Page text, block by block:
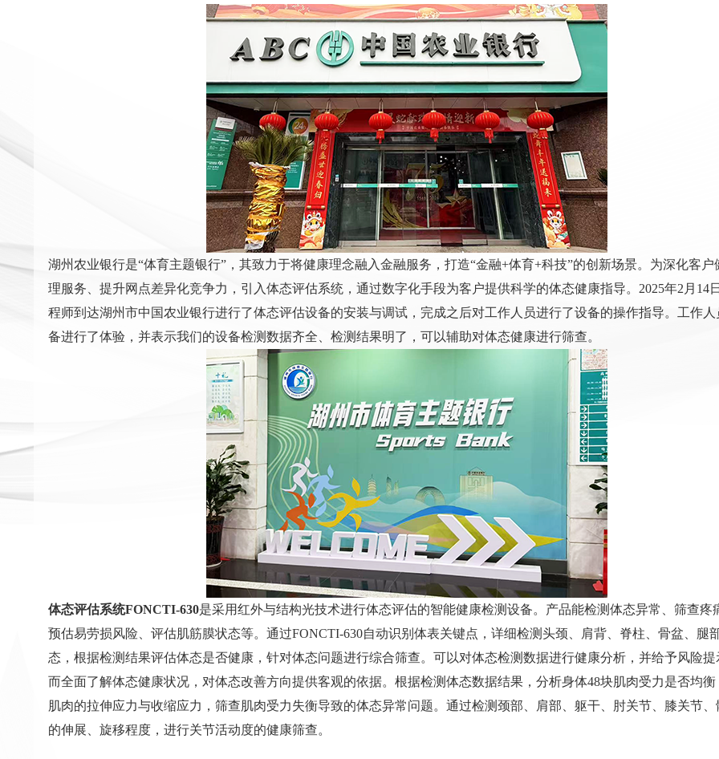
湖州农业银行是“体育主题银行”，其致力于将健康理念融入金融服务，打造“金融+体育+科技”的创新场景。为深化客户
理服务、提升网点差异化竞争力，引入体态评估系统，通过数字化手段为客户提供科学的体态健康指导。2025年2月14
程师到达湖州市中国农业银行进行了体态评估设备的安装与调试，完成之后对工作人员进行了设备的操作指导。工作人
备进行了体验，并表示我们的设备检测数据齐全、检测结果明了，可以辅助对体态健康进行筛查。
体态评估系统FONCTI-630是采用红外与结构光技术进行体态评估的智能健康检测设备。产品能检测体态异常、筛查疼
预估易劳损风险、评估肌筋膜状态等。通过FONCTI-630自动识别体表关键点，详细检测头颈、肩背、脊柱、骨盆、腿
态，根据检测结果评估体态是否健康，针对体态问题进行综合筛查。可以对体态检测数据进行健康分析，并给予风险提
而全面了解体态健康状况，对体态改善方向提供客观的依据。根据检测体态数据结果，分析身体48块肌肉受力是否均衡
肌肉的拉伸应力与收缩应力，筛查肌肉受力失衡导致的体态异常问题。通过检测颈部、肩部、躯干、肘关节、膝关节、
的伸展、旋移程度，进行关节活动度的健康筛查。